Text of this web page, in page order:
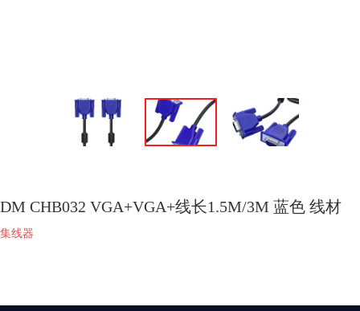
DM CHB032 VGA+VGA+线长1.5M/3M 蓝色 线材
集线器